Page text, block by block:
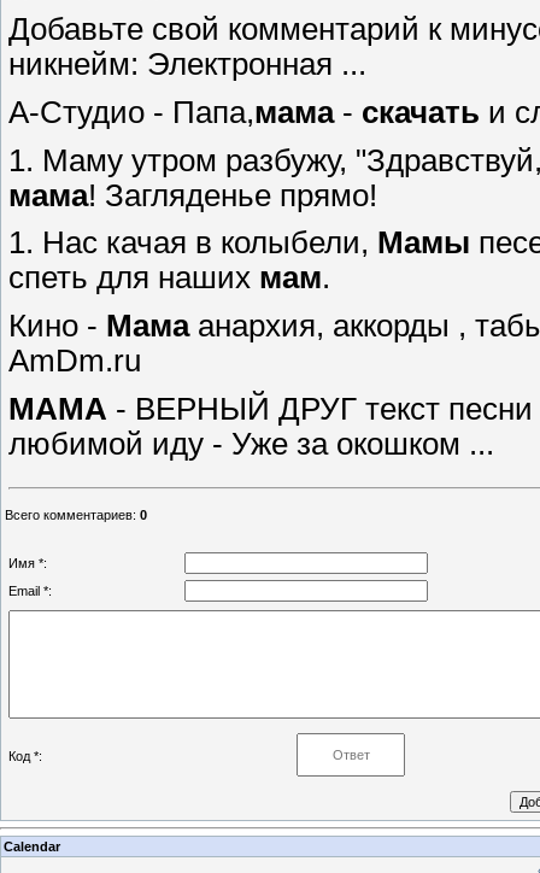
Добавьте свой комментарий к
никнейм: Электронная ...
А-Студио - Папа,мама- скачать и
1. Маму утром разбужу,
мама! Загляденье прямо!
1. Нас качая в колыбели, Мамы
спеть для наших мам.
Кино - Мамаанархия, аккорды ,
AmDm.ru
МАМА - ВЕРНЫЙ ДРУГ текст
любимой иду - Уже за окошком ...
Всего комментариев: 0
Имя *:
Email *:
Код *:
Calendar